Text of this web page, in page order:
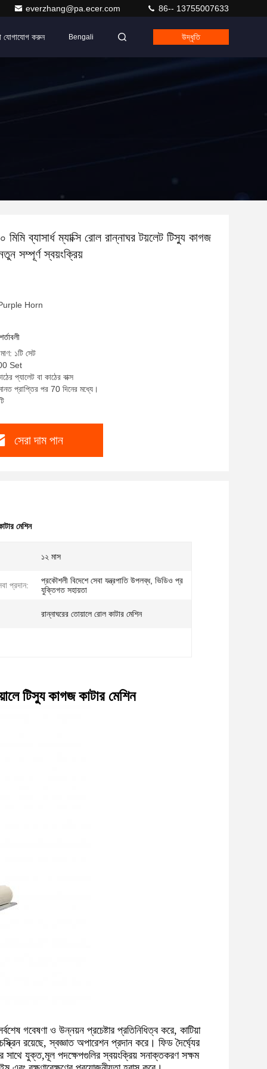
everzhang@pa.ecer.com 86-- 13755007633
যোগাযোগ করুন Bengali উদ্ধৃতি
ব্যাসার্ধ ম্যাক্সি রোল রান্নাঘর টয়লেট টিস্যু কাগজ
সম্পূর্ণ স্বয়ংক্রিয়
Purple Horn
১টি সেট
Set
প্যালেট বা কাঠের বাক্স
প্রাপ্তির পর 70 দিনের মধ্যে।
সেরা দাম পান
মেশিন
১২ মাস
প্রদান:
প্রকৌশলী বিদেশে সেবা যন্ত্রপাতি উপলব্ধ, ভিডিও প্র
যুক্তিগত সহায়তা
রান্নাঘরের তোয়ালে রোল কাটার মেশিন
টিস্যু কাগজ কাটার মেশিন
গবেষণা ও উন্নয়ন প্রচেষ্টার প্রতিনিধিত্ব করে, কাটিয়া
রয়েছে, স্বজ্ঞাত অপারেশন প্রদান করে। ফিড দৈর্ঘ্যের
সাথে যুক্ত,মূল পদক্ষেপগুলির স্বয়ংক্রিয় সনাক্তকরণ সক্ষম